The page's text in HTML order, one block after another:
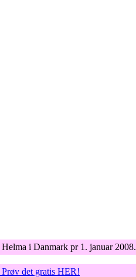
i Danmark pr 1. januar 2008.
Prøv det gratis HER!